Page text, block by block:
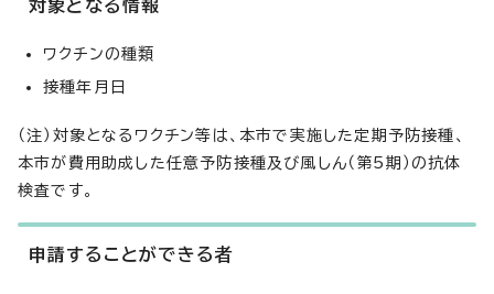
対象となる情報
ワクチンの種類
接種年月日
（注）対象となるワクチン等は、本市で実施した定期予防接種、
本市が費用助成した任意予防接種及び風しん（第5期）の抗体
検査です。
申請することができる者